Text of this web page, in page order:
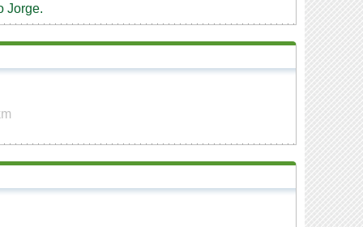
Jorge.